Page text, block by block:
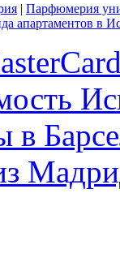
| Парфюмерия
апартаментов в
в